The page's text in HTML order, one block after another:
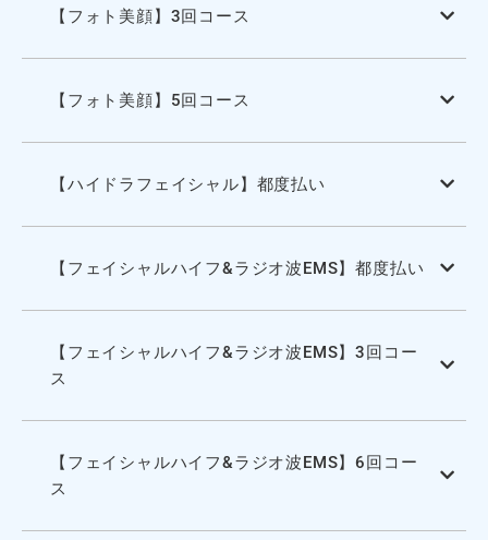
【フォト美顔】3回コース
【フォト美顔】5回コース
【ハイドラフェイシャル】都度払い
【フェイシャルハイフ&ラジオ波EMS】都度払い
【フェイシャルハイフ&ラジオ波EMS】3回コー
ス
【フェイシャルハイフ&ラジオ波EMS】6回コー
ス